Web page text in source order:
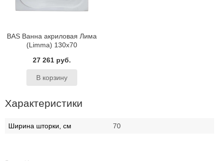
BAS Ванна акриловая Лима
(Limma) 130х70
27 261 руб.
Характеристики
Ширина шторки, см 70